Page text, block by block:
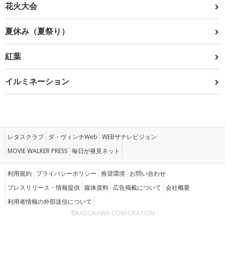
花火大会
夏休み（夏祭り）
紅葉
イルミネーション
レタスクラブ ダ・ヴィンチWeb WEBザテレビジョン
MOVIE WALKER PRESS 毎日が発見ネット
利用規約 プライバシーポリシー 推奨環境 お問い合わせ
プレスリリース・情報提供 媒体資料 広告掲載について 会社概要
利用者情報の外部送信について
©KADOKAWA CORPORATION